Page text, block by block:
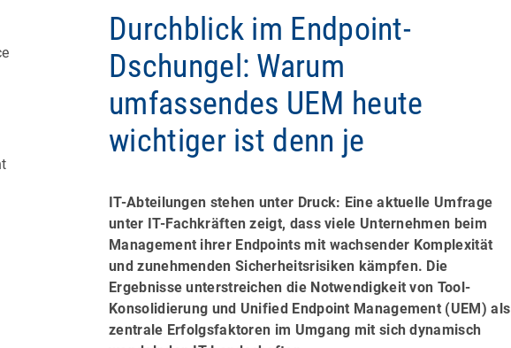
Durchblick im Endpoint-
Dschungel: Warum
umfassendes UEM heute
wichtiger ist denn je
IT-Abteilungen stehen unter Druck: Eine aktuelle Umfrage
unter IT-Fachkräften zeigt, dass viele Unternehmen beim
Management ihrer Endpoints mit wachsender Komplexität
und zunehmenden Sicherheitsrisiken kämpfen. Die
Ergebnisse unterstreichen die Notwendigkeit von Tool-
Konsolidierung und Unified Endpoint Management (UEM) als
zentrale Erfolgsfaktoren im Umgang mit sich dynamisch